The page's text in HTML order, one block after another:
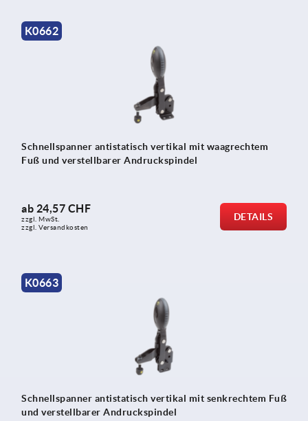
K0662
Schnellspanner antistatisch vertikal mit waagrechtem
Fuß und verstellbarer Andruckspindel
ab 24,57 CHF
zzgl. MwSt.
zzgl. Versandkosten
DETAILS
K0663
Schnellspanner antistatisch vertikal mit senkrechtem Fuß
und verstellbarer Andruckspindel